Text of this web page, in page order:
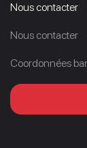
Nous contacter
Nous contacter
Coordonnées